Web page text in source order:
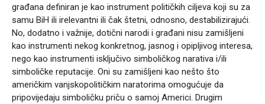
građana definiran je kao instrument političkih ciljeva koji su za
samu BiH ili irelevantni ili čak štetni, odnosno, destabilizirajući.
No, dodatno i važnije, dotični narodi i građani nisu zamišljeni
kao instrumenti nekog konkretnog, jasnog i opipljivog interesa,
nego kao instrumenti isključivo simboličkog narativa i/ili
simboličke reputacije. Oni su zamišljeni kao nešto što
američkim vanjskopolitičkim naratorima omogućuje da
pripovijedaju simboličku priču o samoj Americi. Drugim